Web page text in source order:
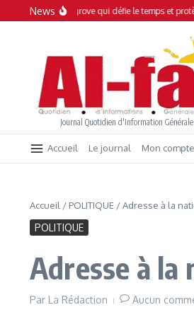
Aller au contenu
News
Une mangrove qui défie le temps et protège une
Journal Quotidien d'Information Générale
Accueil Le journal Mon compte
Accueil / POLITIQUE /Adresse à la
POLITIQUE
Adresse à la
Par La Rédaction Aucun